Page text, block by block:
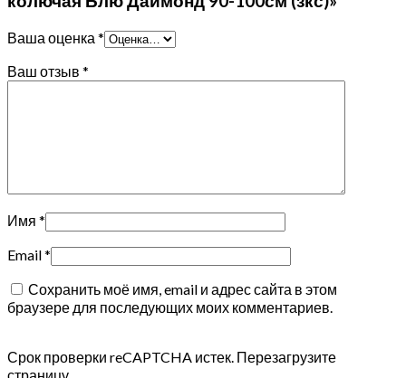
Ваша оценка *
Ваш отзыв *
Имя *
Email*
Сохранить моё имя, email и адрес сайта в этом
браузере для последующих моих комментариев.
Срок проверки reCAPTCHA истек. Перезагрузите
страницу.